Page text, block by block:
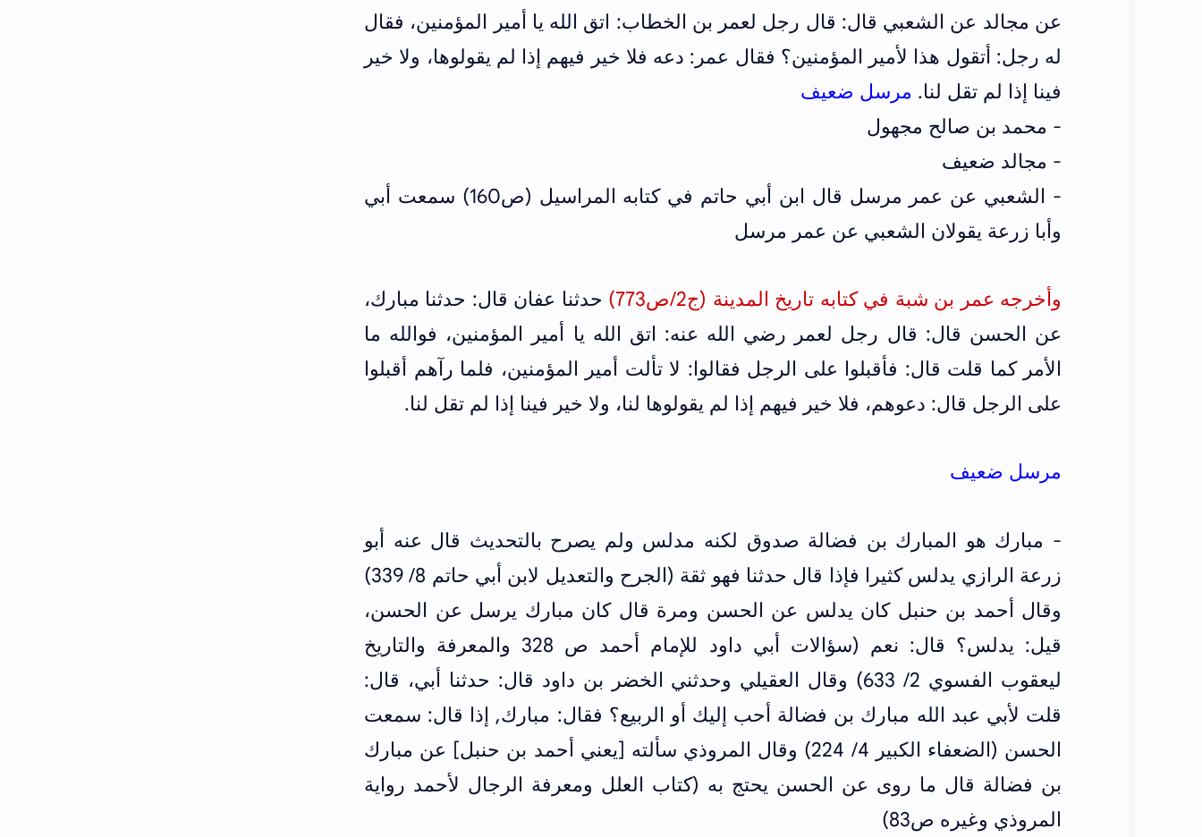
عن مجالد عن الشعبي قال: قال رجل لعمر بن الخطاب: اتق الله يا أمير المؤمنين، فقال
له رجل: أتقول هذا لأمير المؤمنين؟ فقال عمر: دعه فلا خير فيهم إذا لم يقولوها، ولا خير
فينا إذا لم تقل لنا. مرسل ضعيف
- محمد بن صالح مجهول
- مجالد ضعيف
- الشعبي عن عمر مرسل قال ابن أبي حاتم في كتابه المراسيل (ص160) سمعت أبي
وأبا زرعة يقولان الشعبي عن عمر مرسل
وأخرجه عمر بن شبة في كتابه تاريخ المدينة (ج2/ص773)
حدثنا عفان قال: حدثنا مبارك،
عن الحسن قال: قال رجل لعمر رضي الله عنه: اتق الله يا أمير المؤمنين، فوالله ما
الأمر كما قلت قال: فأقبلوا على الرجل فقالوا: لا تألت أمير المؤمنين، فلما رآهم أقبلوا
على الرجل قال: دعوهم، فلا خير فيهم إذا لم يقولوها لنا، ولا خير فينا إذا لم تقل لنا.
مرسل ضعيف
- مبارك هو المبارك بن فضالة صدوق لكنه مدلس ولم يصرح بالتحديث قال عنه أبو
زرعة الرازي يدلس كثيرا فإذا قال حدثنا فهو ثقة (الجرح والتعديل لابن أبي حاتم 8/ 339)
وقال أحمد بن حنبل كان يدلس عن الحسن ومرة قال كان مبارك يرسل عن الحسن،
قيل: يدلس؟ قال: نعم (سؤالات أبي داود للإمام أحمد ص 328 والمعرفة والتاريخ
ليعقوب الفسوي 2/ 633) وقال العقيلي وحدثني الخضر بن داود قال: حدثنا أبي، قال:
قلت لأبي عبد الله مبارك بن فضالة أحب إليك أو الربيع؟ فقال: مبارك, إذا قال: سمعت
الحسن (الضعفاء الكبير 4/ 224) وقال المروذي سألته [يعني أحمد بن حنبل] عن مبارك
بن فضالة قال ما روى عن الحسن يحتج به (كتاب العلل ومعرفة الرجال لأحمد رواية
المروذي وغيره ص83)